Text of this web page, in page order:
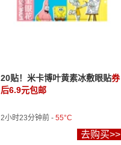
20贴！米卡博叶黄素冰敷眼贴券
后6.9元包邮
2小时23分钟前 - 55°C
去购买>>